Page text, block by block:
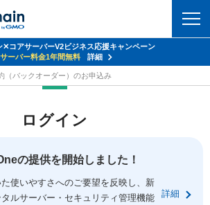
断
コアサーバーV2ビジネス応援キャンペーン
サーバー料金1年間無料
詳細
ードメイン
（バックオーダー）のお申込み
ログイン
の提供を開始しました！
使いやすさへのご要望を反映し、新
ルサーバー・セキュリティ管理機能
詳細